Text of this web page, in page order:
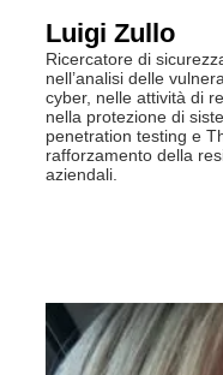
Luigi Zullo
Ricercatore di
nell’analisi delle
cyber, nelle attività di
nella protezione di
penetration testing e
rafforzamento della
aziendali.